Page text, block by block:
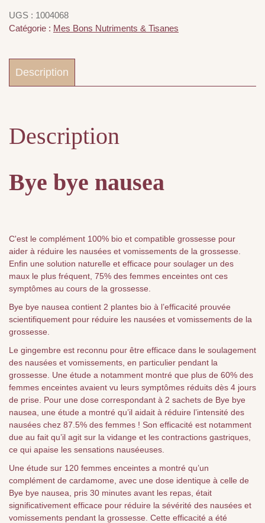
UGS : 1004068
Catégorie : Mes Bons Nutriments & Tisanes
Description
Description
Bye bye nausea
C'est le complément 100% bio et compatible grossesse pour
aider à réduire les nausées et vomissements de la grossesse.
Enfin une solution naturelle et efficace pour soulager un des
maux le plus fréquent, 75% des femmes enceintes ont ces
symptômes au cours de la grossesse.
Bye bye nausea contient 2 plantes bio à l’efficacité prouvée
scientifiquement pour réduire les nausées et vomissements de la
grossesse.
Le gingembre est reconnu pour être efficace dans le soulagement
des nausées et vomissements, en particulier pendant la
grossesse. Une étude a notamment montré que plus de 60% des
femmes enceintes avaient vu leurs symptômes réduits dès 4 jours
de prise. Pour une dose correspondant à 2 sachets de Bye bye
nausea, une étude a montré qu’il aidait à réduire l’intensité des
nausées chez 87.5% des femmes ! Son efficacité est notamment
due au fait qu’il agit sur la vidange et les contractions gastriques,
ce qui apaise les sensations nauséeuses.
Une étude sur 120 femmes enceintes a montré qu’un
complément de cardamome, avec une dose identique à celle de
Bye bye nausea, pris 30 minutes avant les repas, était
significativement efficace pour réduire la sévérité des nausées et
vomissements pendant la grossesse. Cette efficacité a été